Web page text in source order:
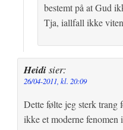
bestemt på at Gud
Tja, iallfall ikke
Heidisier:
26/04-2011, kl. 20:09
Dette følte jeg sterk trang
ikke et moderne